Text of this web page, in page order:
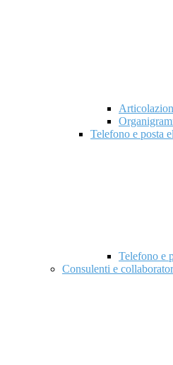
Telefono e posta
Telefono e
Consulenti e